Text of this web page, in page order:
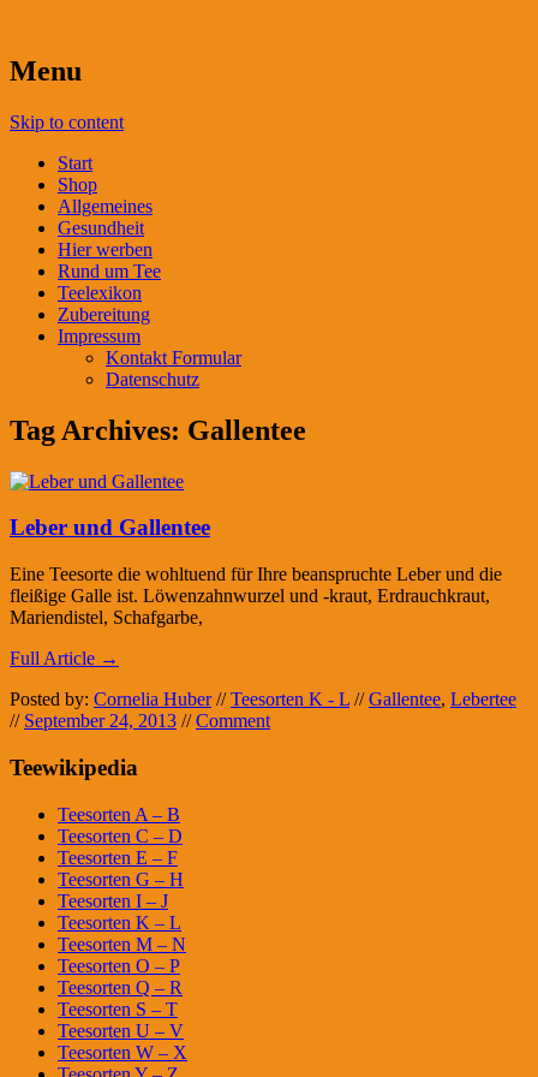
Menu
Skip to content
Start
Shop
Allgemeines
Gesundheit
Hier werben
Rund um Tee
Teelexikon
Zubereitung
Impressum
Kontakt Formular
Datenschutz
Tag Archives: Gallentee
Leber und Gallentee
Eine Teesorte die wohltuend für Ihre beanspruchte Leber und die
fleißige Galle ist. Löwenzahnwurzel und -kraut, Erdrauchkraut,
Mariendistel, Schafgarbe,
Full Article →
Posted by: Cornelia Huber // Teesorten K - L // Gallentee, Lebertee
// September 24, 2013 //Comment
Teewikipedia
Teesorten A – B
Teesorten C – D
Teesorten E – F
Teesorten G – H
Teesorten I – J
Teesorten K – L
Teesorten M – N
Teesorten O – P
Teesorten Q – R
Teesorten S – T
Teesorten U – V
Teesorten W – X